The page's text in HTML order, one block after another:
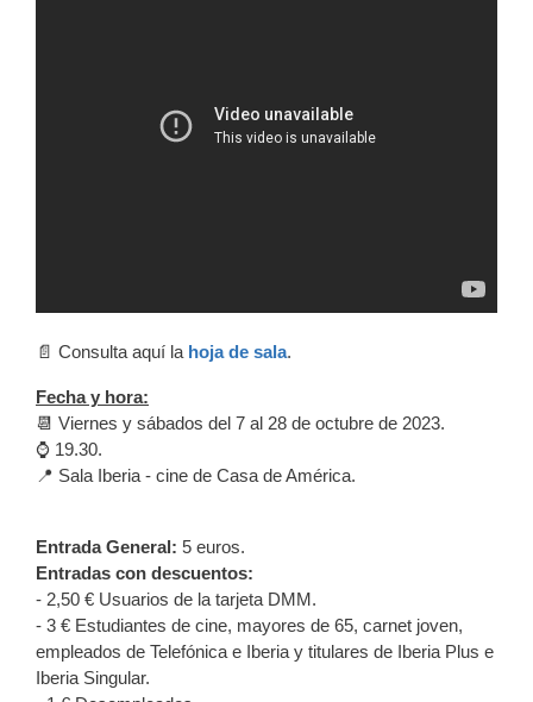
📄 Consulta aquí la hoja de sala.
Fecha y hora:
📆 Viernes y sábados del 7 al 28 de octubre de 2023.
⌚ 19.30.
📍 Sala Iberia - cine de Casa de América.
Entrada General: 5 euros.
Entradas con descuentos:
- 2,50 € Usuarios de la tarjeta DMM.
- 3 € Estudiantes de cine, mayores de 65, carnet joven,
empleados de Telefónica e Iberia y titulares de Iberia Plus e
Iberia Singular.